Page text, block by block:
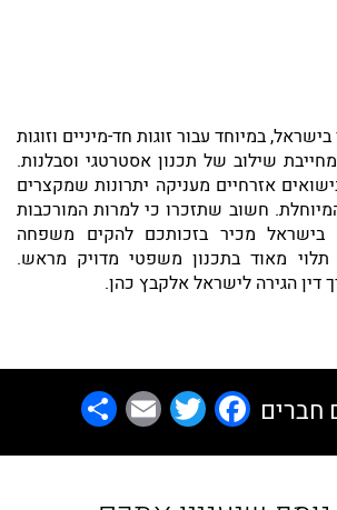
במיוחד עבור זוגות חד-מיניים וזוגות
שילוב של תכנון אסטרטגי וסבלנות.
אזרחיים מעניקה יתרונות שמקצרים
חשוב שתזכרו כי למרות המורכבות
בישראל מכיר בזכותכם להקים משפחה
מאוד בתכנון משפטי מדויק מראש.
דין הגירה לישראל אלקבץ כהן.
חברים Facebook
Twitter
Email